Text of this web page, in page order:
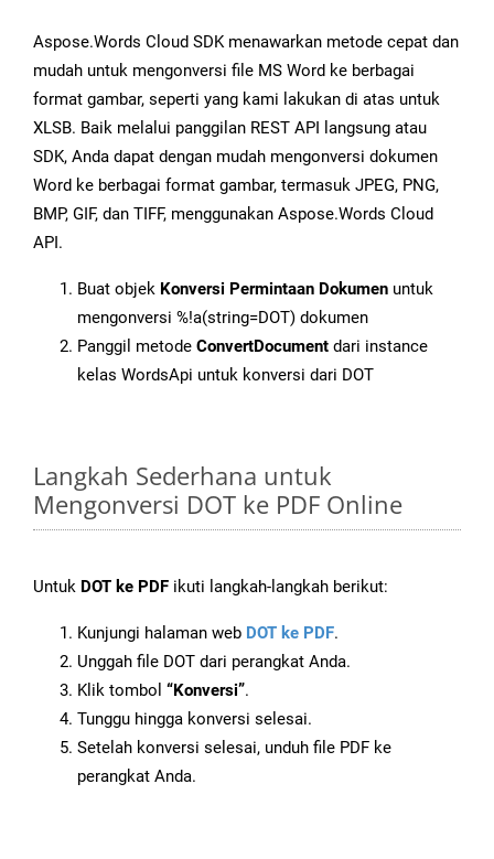
Aspose.Words Cloud SDK menawarkan metode cepat dan
mudah untuk mengonversi file MS Word ke berbagai
format gambar, seperti yang kami lakukan di atas untuk
XLSB. Baik melalui panggilan REST API langsung atau
SDK, Anda dapat dengan mudah mengonversi dokumen
Word ke berbagai format gambar, termasuk JPEG, PNG,
BMP, GIF, dan TIFF, menggunakan Aspose.Words Cloud
API.
Buat objek Konversi Permintaan Dokumen untuk
mengonversi %!a(string=DOT) dokumen
Panggil metode ConvertDocument dari instance
kelas WordsApi untuk konversi dari DOT
Langkah Sederhana untuk
Mengonversi DOT ke PDF Online
Untuk DOT ke PDF ikuti langkah-langkah berikut:
Kunjungi halaman web DOT ke PDF.
Unggah file DOT dari perangkat Anda.
Klik tombol “Konversi”.
Tunggu hingga konversi selesai.
Setelah konversi selesai, unduh file PDF ke
perangkat Anda.